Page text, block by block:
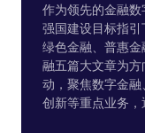
作为领先的金融
强国建设目标指引
绿色金融、普惠金
融五篇大文章为
动，聚焦数字金
创新等重点业务，